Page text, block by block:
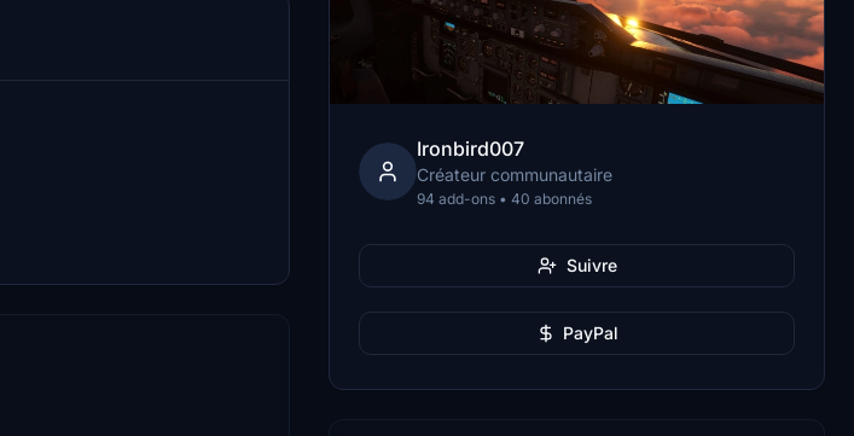
Ironbird007
Créateur communautaire
94 add-ons • 40 abonnés
Suivre
PayPal